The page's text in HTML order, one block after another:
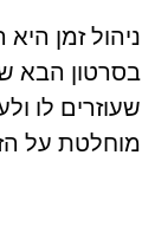
ניהול זמן
שעוזרים לו
מוחלטת על